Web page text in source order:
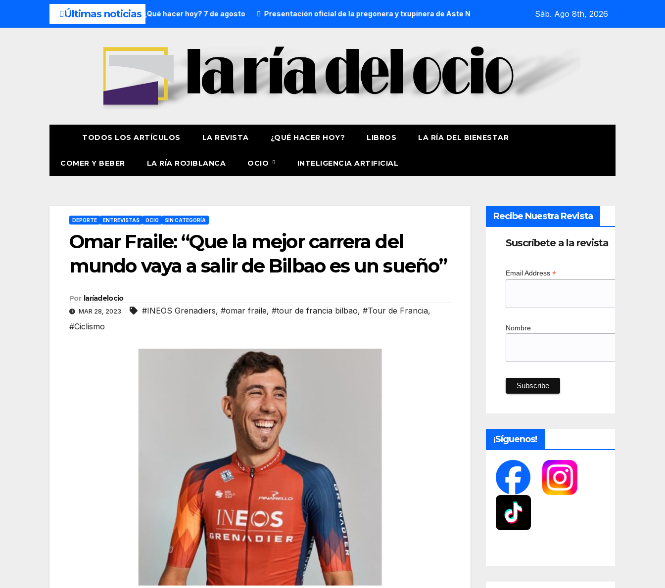
Últimas noticias
semana: 8 y 9 de agosto ¿Qué hacer hoy? 7 de agosto Presentación oficial de la pregonera y txupinera de Aste Nagusia 2026 La Procesión Náutica de la Amatxu de
Sáb. Ago 8th, 2026
TODOS LOS ARTÍCULOS LA REVISTA ¿QUÉ HACER HOY? LIBROS LA RÍA DEL BIENESTAR
COMER Y BEBER LA RÍA ROJIBLANCA OCIO INTELIGENCIA ARTIFICIAL
DEPORTE ENTREVISTAS OCIO SIN CATEGORÍA
Omar Fraile: “Que la mejor carrera del
mundo vaya a salir de Bilbao es un sueño”
Por laríadelocio
MAR 28, 2023 #INEOS Grenadiers, #omar fraile, #tour de francia bilbao, #Tour de Francia,
#Ciclismo
Recibe Nuestra Revista
Suscríbete a la revista
Email Address *
Nombre
¡Síguenos!